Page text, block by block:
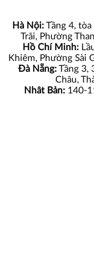
Hà Nội:Tầng 4, tòa
Trãi, Phường
Hồ Chí Minh:
Khiêm, Phường Sài
Đà Nẵng:Tầng 3,
Châu,
Nhật Bản: 140-